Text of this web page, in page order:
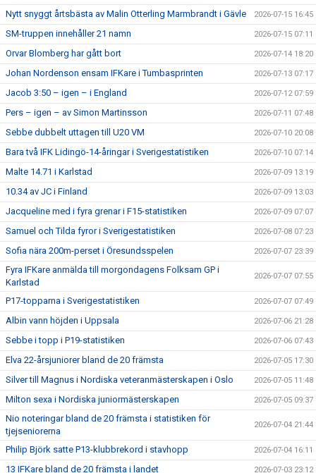
Nytt snyggt årtsbästa av Malin Otterling Marmbrandt i Gävle 2026-07-15 16:45
SM-truppen innehåller 21 namn 2026-07-15 07:11
Orvar Blomberg har gått bort 2026-07-14 18:20
Johan Nordenson ensam IFKare i Tumbasprinten 2026-07-13 07:17
Jacob 3:50 – igen – i England 2026-07-12 07:59
Pers – igen – av Simon Martinsson 2026-07-11 07:48
Sebbe dubbelt uttagen till U20 VM 2026-07-10 20:08
Bara två IFK Lidingö-14-åringar i Sverigestatistiken 2026-07-10 07:14
Malte 14.71 i Karlstad 2026-07-09 13:19
10.34 av JC i Finland 2026-07-09 13:03
Jacqueline med i fyra grenar i F15-statistiken 2026-07-09 07:07
Samuel och Tilda fyror i Sverigestatistiken 2026-07-08 07:23
Sofia nära 200m-perset i Öresundsspelen 2026-07-07 23:39
Fyra IFKare anmälda till morgondagens Folksam GP i
Karlstad
2026-07-07 07:55
P17-topparna i Sverigestatistiken 2026-07-07 07:49
Albin vann höjden i Uppsala 2026-07-06 21:28
Sebbe i topp i P19-statistiken 2026-07-06 07:43
Elva 22-årsjuniorer bland de 20 främsta 2026-07-05 17:30
Silver till Magnus i Nordiska veteranmästerskapen i Oslo 2026-07-05 11:48
Milton sexa i Nordiska juniormästerskapen 2026-07-05 09:37
Nio noteringar bland de 20 främsta i statistiken för
tjejseniorerna
2026-07-04 21:44
Philip Björk satte P13-klubbrekord i stavhopp 2026-07-04 16:11
13 IFKare bland de 20 främsta i landet 2026-07-03 23:12